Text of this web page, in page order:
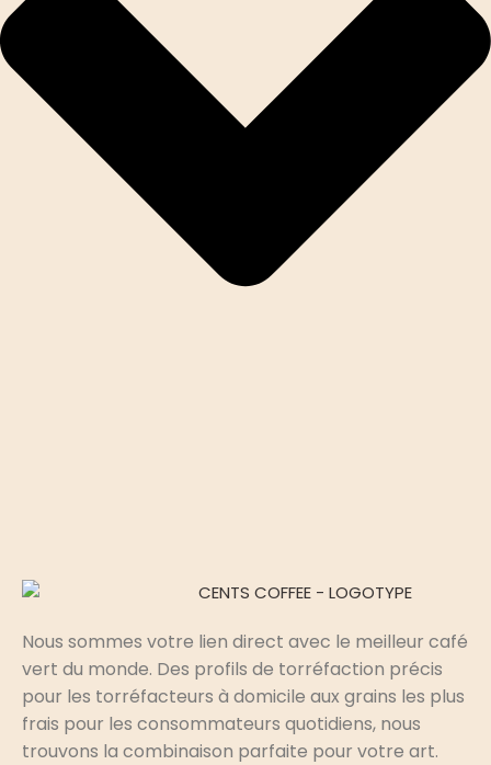
Nous sommes votre lien direct avec le meilleur café
vert du monde. Des profils de torréfaction précis
pour les torréfacteurs à domicile aux grains les plus
frais pour les consommateurs quotidiens, nous
trouvons la combinaison parfaite pour votre art.